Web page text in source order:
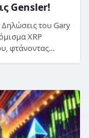
Gensler!
του Gary
XRP
φτάνοντας…